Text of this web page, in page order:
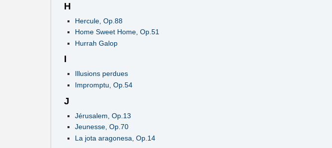
H
Hercule, Op.88
Home Sweet Home, Op.51
Hurrah Galop
I
Illusions perdues
Impromptu, Op.54
J
Jérusalem, Op.13
Jeunesse, Op.70
La jota aragonesa, Op.14